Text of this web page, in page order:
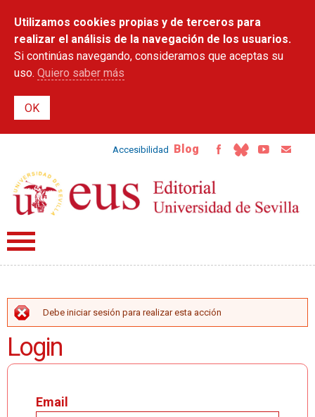
contenido
principal
Utilizamos cookies propias y de terceros para
realizar el análisis de la navegación de los usuarios.
Si continúas navegando, consideramos que aceptas su
uso. Quiero saber más
Accesibilidad Blog
MENSAJE DE ERROR
Debe iniciar sesión para realizar esta acción
Login
Email